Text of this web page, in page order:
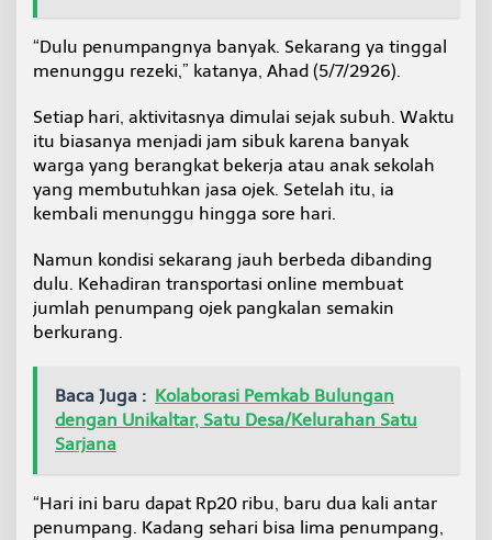
“Dulu penumpangnya banyak. Sekarang ya tinggal
menunggu rezeki,” katanya, Ahad (5/7/2926).
Setiap hari, aktivitasnya dimulai sejak subuh. Waktu
itu biasanya menjadi jam sibuk karena banyak
warga yang berangkat bekerja atau anak sekolah
yang membutuhkan jasa ojek. Setelah itu, ia
kembali menunggu hingga sore hari.
Namun kondisi sekarang jauh berbeda dibanding
dulu. Kehadiran transportasi online membuat
jumlah penumpang ojek pangkalan semakin
berkurang.
Baca Juga : Kolaborasi Pemkab Bulungan
dengan Unikaltar, Satu Desa/Kelurahan Satu
Sarjana
“Hari ini baru dapat Rp20 ribu, baru dua kali antar
penumpang. Kadang sehari bisa lima penumpang,